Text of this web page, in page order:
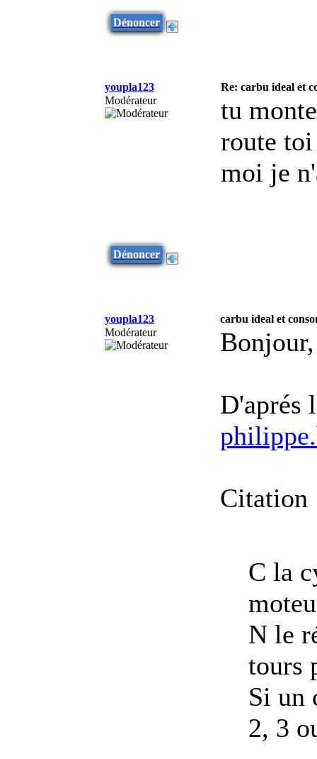
Dénoncer
youpla123
Re: carbu ideal et
Modérateur
tu
route
moi je
Dénoncer
youpla123
carbu ideal et
Modérateur
Bonjour,
D'aprés
Citation
C la
N le
tours
Si un
2, 3